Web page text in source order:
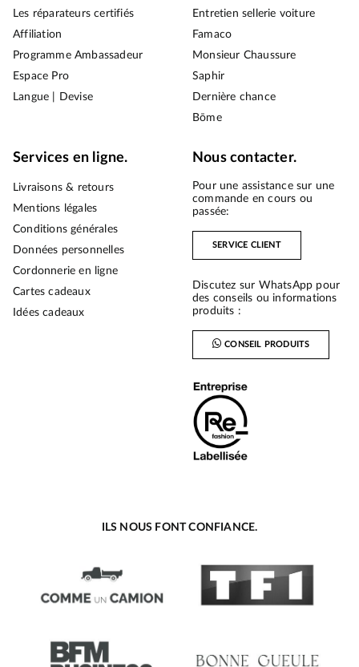
Les réparateurs certifiés
Affiliation
Programme Ambassadeur
Espace Pro
Langue | Devise
Entretien sellerie voiture
Famaco
Monsieur Chaussure
Saphir
Dernière chance
Bōme
Services en ligne.
Livraisons & retours
Mentions légales
Conditions générales
Données personnelles
Cordonnerie en ligne
Cartes cadeaux
Idées cadeaux
Nous contacter.
Pour une assistance sur une
commande en cours ou
passée:
SERVICE CLIENT
Discutez sur WhatsApp pour
des conseils ou informations
produits :
CONSEIL PRODUITS
ILS NOUS FONT CONFIANCE.